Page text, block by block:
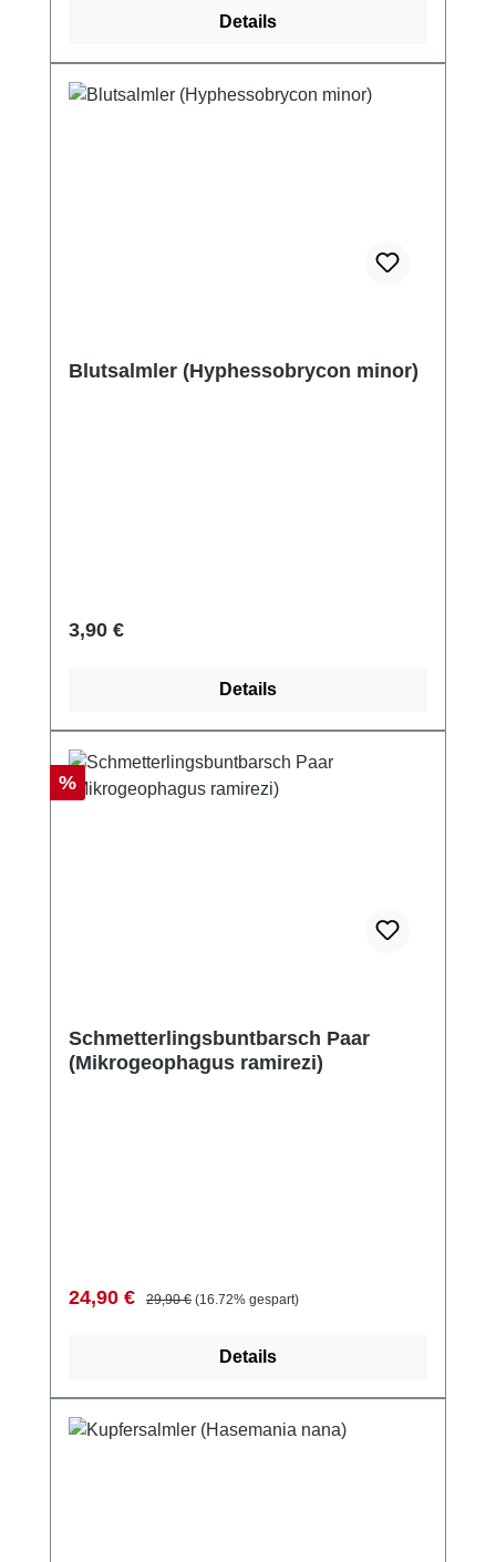
Details
Blutsalmler (Hyphessobrycon minor)
Regulärer Preis:
3,90 €
Details
Rabatt
%
Schmetterlingsbuntbarsch Paar
(Mikrogeophagus ramirezi)
Verkaufspreis:
24,90 € Regulärer Preis:
29,90 € (16.72% gespart)
Details